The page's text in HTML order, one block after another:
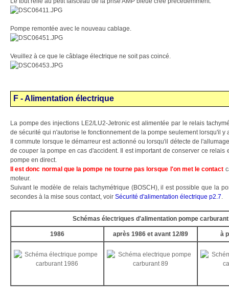
Pompe remontée avec le nouveau cablage.
Veuillez à ce que le câblage électrique ne soit pas coincé.
F - Alimentation électrique
La pompe des injections LE2/LU2-Jetronic est alimentée par le relais
de sécurité qui n'autorise le fonctionnement de la pompe seulement lorsqu'il y
Il commute lorsque le démarreur est actionné ou lorsqu'il détecte de
de couper la pompe en cas d'accident. Il est important de conserver ce relais
pompe en direct.
Il est donc normal que la pompe ne tourne pas lorsque l'on met le contact
moteur.
Suivant le modèle de relais tachymétrique (BOSCH), il est possible que la
secondes à la mise sous contact, voir Sécurité d'alimentation électrique p2.7.
Schémas électriques d'alimentation pompe carburant
1986 après 1986 et avant 12/89 à